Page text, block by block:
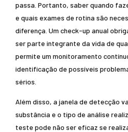
passa. Portanto, saber quando
e quais exames de rotina são
diferença. Um check-up anual
ser parte integrante da vida de
permite um monitoramento
identificação de possíveis
sérios.
Além disso, a janela de detecção
substância e o tipo de análise
teste pode não ser eficaz se